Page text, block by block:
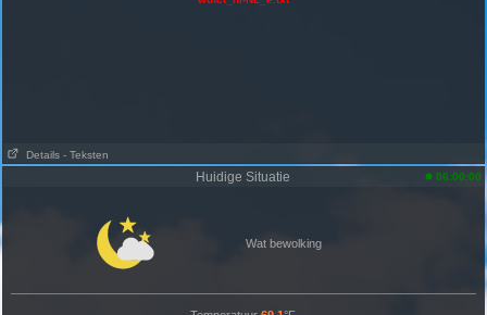
Details - Teksten
Huidige Situatie 06:00:00
Wat bewolking